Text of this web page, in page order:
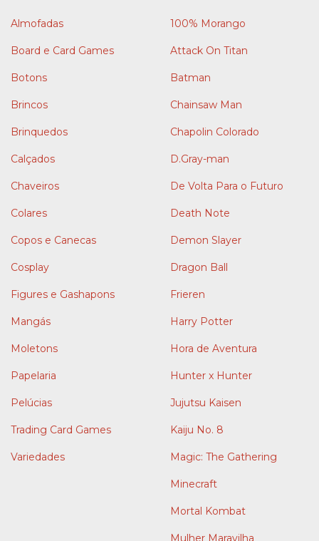
Almofadas
Board e Card Games
Botons
Brincos
Brinquedos
Calçados
Chaveiros
Colares
Copos e Canecas
Cosplay
Figures e Gashapons
Mangás
Moletons
Papelaria
Pelúcias
Trading Card Games
Variedades
100% Morango
Attack On Titan
Batman
Chainsaw Man
Chapolin Colorado
D.Gray-man
De Volta Para o Futuro
Death Note
Demon Slayer
Dragon Ball
Frieren
Harry Potter
Hora de Aventura
Hunter x Hunter
Jujutsu Kaisen
Kaiju No. 8
Magic: The Gathering
Minecraft
Mortal Kombat
Mulher Maravilha